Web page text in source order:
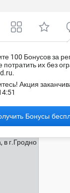
100 Бонусовза
потратить их без
Акция
Бонусы